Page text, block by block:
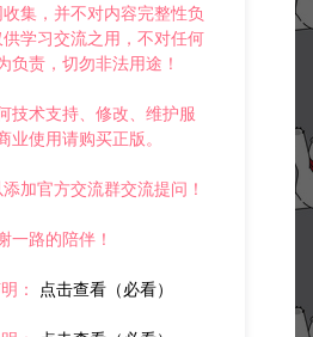
下一篇：
集，并不对内容完整性负
学习交流之用，不对任何
负责，切勿非法用途！
技术支持、修改、维护服
业使用请购买正版。
加官方交流群交流提问！
一路的陪伴！
： 点击查看（必看）